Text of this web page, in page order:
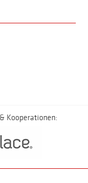
Kooperationen: